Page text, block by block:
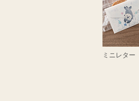
ミニレター